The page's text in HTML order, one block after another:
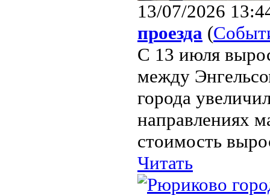
13/07/2026
проезда (
С 13 июля
между
города
направлениях
стоимость
Читать